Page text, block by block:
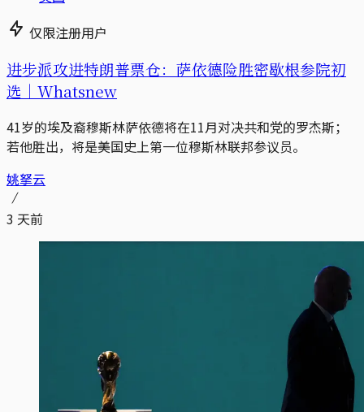
仅限注册用户
进步派攻进特朗普票仓：萨依德险胜密歇根参院初
选｜Whatsnew
41岁的埃及裔穆斯林萨依德将在11月对决共和党的罗杰斯；
若他胜出，将是美国史上第一位穆斯林联邦参议员。
姚拏云
3 天前